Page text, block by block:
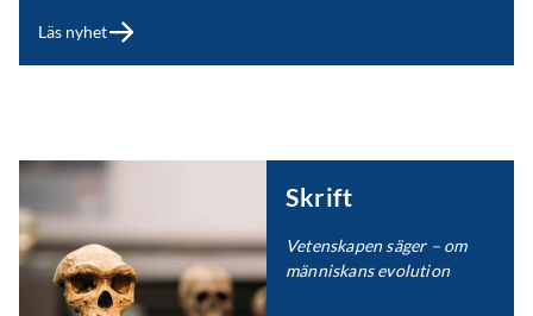
Läs nyhet
Skrift
Vetenskapen säger – om
människans evolution